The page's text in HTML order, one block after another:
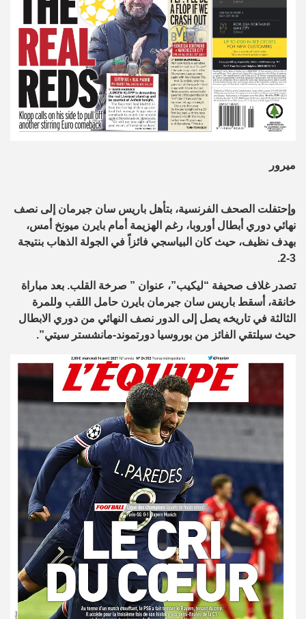
ميرور
وإحتفلت الصحف الفرنسية، بتأهل باريس سان جيرمان إلى نصف
نهائي دوري أبطال أوروبا، رغم الهزيمة أمام بايرن ميونخ أمس،
بهدف نظيف، حيث كان البياسجي فائزاً في الجولة الذهاب بنتيجة
3-2.
تصدر غلاف صحيفة “ليكيب”، عنوان ” صرخة القلب. بعد مباراة
خانقة، أسقط باريس سان جيرمان بايرن حامل اللقب وللمرة
الثالثة في تاريخه يصل إلى الدور نصف النهائي من دوري الابطال
حيث سيلتقي الفائز من بوروسيا دورتموند-مانشستر سيتي”.